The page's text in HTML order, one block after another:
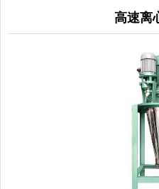
高速离